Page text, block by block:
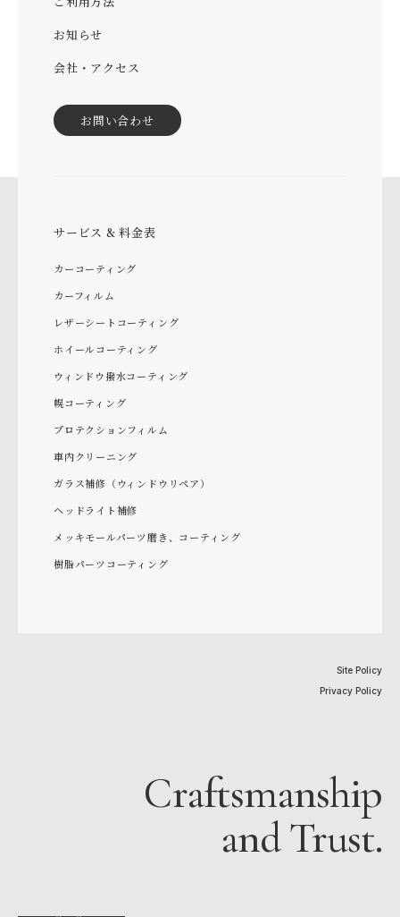
お知らせ
会社・アクセス
お問い合わせ
サービス & 料金表
カーコーティング
カーフィルム
レザーシートコーティング
ホイールコーティング
ウィンドウ撥水コーティング
幌コーティング
プロテクションフィルム
車内クリーニング
ガラス補修（ウィンドウリペア）
ヘッドライト補修
メッキモールパーツ磨き、コーティング
樹脂パーツコーティング
Site Policy
Privacy Policy
Craftsmanship
and Trust.